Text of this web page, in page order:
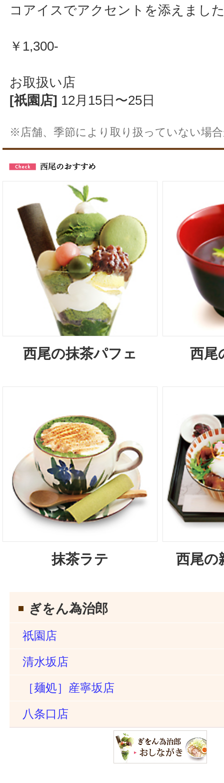
コアイスでアクセントを添えまし
￥1,300-
お取扱い店
[祇園店] 12月15日〜25日
※店舗、季節により取り扱っていない場
西尾の抹茶パフェ 西尾
抹茶ラテ 西尾の
ぎをん為治郎
祇園店
清水坂店
［麺処］産寧坂店
八条口店